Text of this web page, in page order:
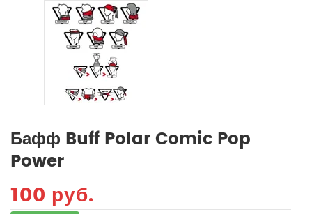
Бафф Buff Polar Comic Pop
Power
100 руб.